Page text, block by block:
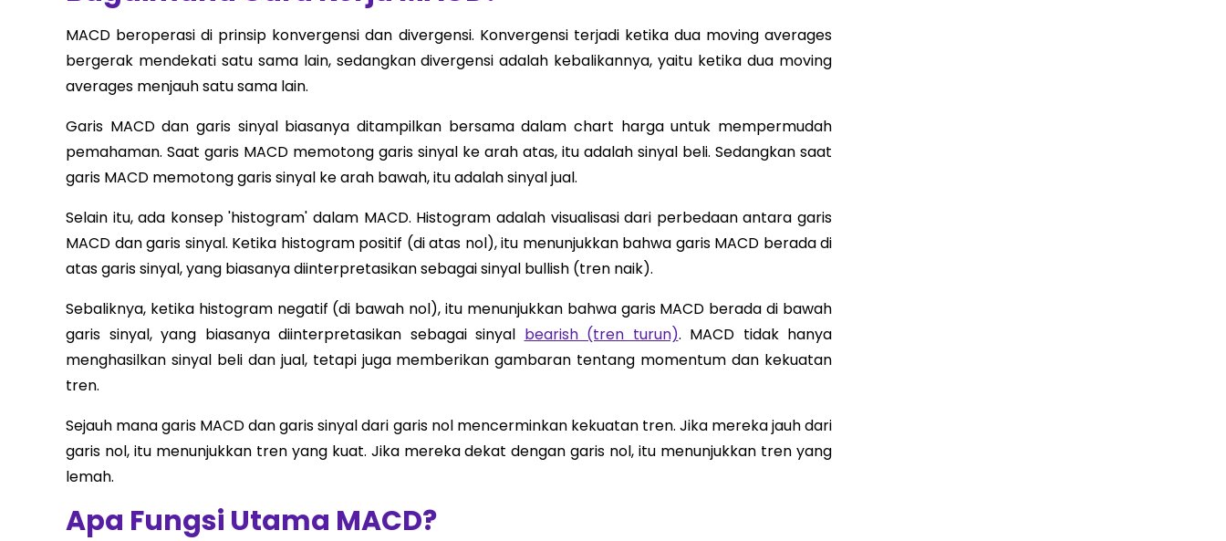
MACD beroperasi di prinsip konvergensi dan divergensi. Konvergensi terjadi ketika dua moving averages
bergerak mendekati satu sama lain, sedangkan divergensi adalah kebalikannya, yaitu ketika dua moving
averages menjauh satu sama lain.
Garis MACD dan garis sinyal biasanya ditampilkan bersama dalam chart harga untuk mempermudah
pemahaman. Saat garis MACD memotong garis sinyal ke arah atas, itu adalah sinyal beli. Sedangkan saat
garis MACD memotong garis sinyal ke arah bawah, itu adalah sinyal jual.
Selain itu, ada konsep 'histogram' dalam MACD. Histogram adalah visualisasi dari perbedaan antara garis
MACD dan garis sinyal. Ketika histogram positif (di atas nol), itu menunjukkan bahwa garis MACD berada di
atas garis sinyal, yang biasanya diinterpretasikan sebagai sinyal bullish (tren naik).
Sebaliknya, ketika histogram negatif (di bawah nol), itu menunjukkan bahwa garis MACD berada di bawah
garis sinyal, yang biasanya diinterpretasikan sebagai sinyal bearish (tren turun). MACD tidak hanya
menghasilkan sinyal beli dan jual, tetapi juga memberikan gambaran tentang momentum dan kekuatan
tren.
Sejauh mana garis MACD dan garis sinyal dari garis nol mencerminkan kekuatan tren. Jika mereka jauh dari
garis nol, itu menunjukkan tren yang kuat. Jika mereka dekat dengan garis nol, itu menunjukkan tren yang
lemah.
Apa Fungsi Utama MACD?